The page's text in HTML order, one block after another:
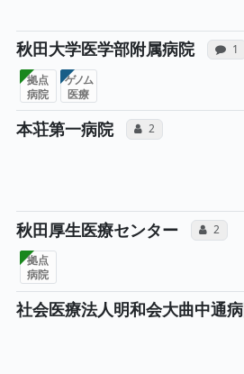
秋田大学医学部附属病院 感1
拠点
病院
ゲノム
医療
本荘第一病院 コミュニケーション
2 所属医師へ
秋田厚生医療センター コミュ
2
拠点
病院
社会医療法人明和会大曲中通